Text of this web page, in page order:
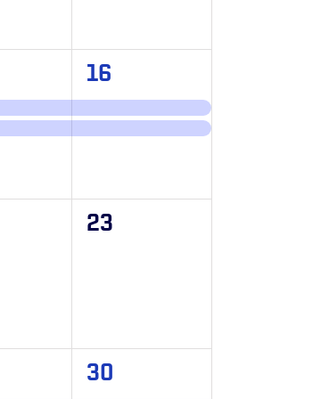
2
evenemang,
16
0
23
1
30